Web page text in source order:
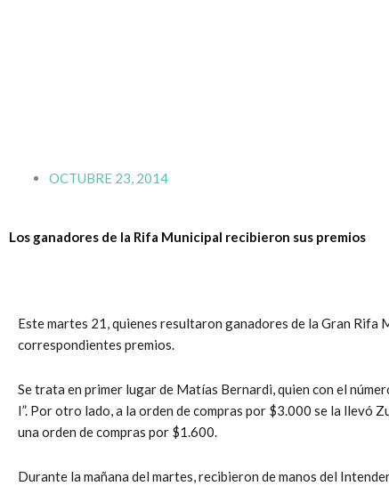
OCTUBRE 23, 2014
Los ganadores de la Rifa Municipal recibieron sus premios
Este martes 21, quienes resultaron ganadores de la Gran Rifa
correspondientes premios.
Se trata en primer lugar de Matías Bernardi, quien con el
I”. Por otro lado, a la orden de compras por $3.000 se la llevó
una orden de compras por $1.600.
Durante la mañana del martes, recibieron de manos del